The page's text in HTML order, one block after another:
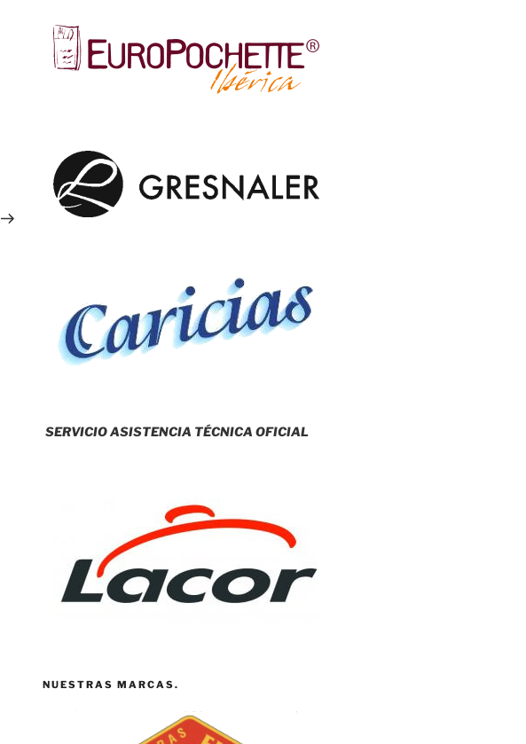
Siguiente
entrada
SERVICIO ASISTENCIA TÉCNICA OFICIAL
NUESTRAS MARCAS.